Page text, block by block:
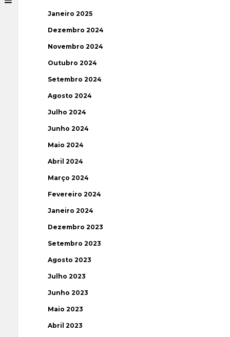
Janeiro 2025
Dezembro 2024
Novembro 2024
Outubro 2024
Setembro 2024
Agosto 2024
Julho 2024
Junho 2024
Maio 2024
Abril 2024
Março 2024
Fevereiro 2024
Janeiro 2024
Dezembro 2023
Setembro 2023
Agosto 2023
Julho 2023
Junho 2023
Maio 2023
Abril 2023